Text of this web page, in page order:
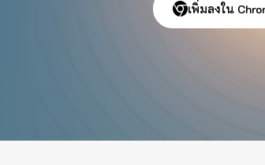
เพิ่มลงใน